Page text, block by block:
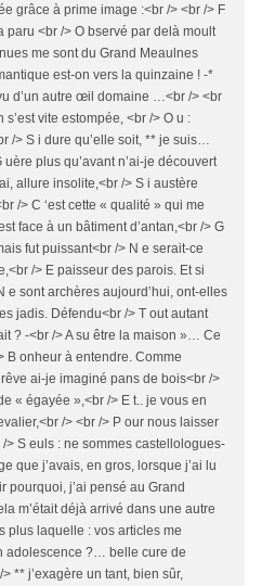
grâce à prime image :<br /> <br /> F
paru <br /> O bservé par delà moult
me sont du Grand Meaulnes
est-on vers la quinzaine ! -*
d’un autre œil domaine …<br /> <br
s’est vite estompée, <br /> O u :
/> S i dure qu’elle soit, ** je suis…
uère plus qu’avant n’ai-je découvert
allure insolite,<br /> S i austère
/> C ‘est cette « qualité » qui me
face à un bâtiment d’antan,<br /> G
fut puissant<br /> N e serait-ce
/> E paisseur des parois. Et si
e sont archères aujourd’hui, ont-elles
jadis. Défendu<br /> T out autant
? -<br /> A su être la maison »… Ce
B onheur à entendre. Comme
ai-je imaginé pans de bois<br />
« égayée »,<br /> E t.. je vous en
/> <br /> P our nous laisser
S euls : ne sommes castellologues-
que j’avais, en gros, lorsque j’ai lu
j’ai pensé au Grand
m’était déjà arrivé dans une autre
plus laquelle : vos articles me
adolescence ?… belle cure de
** j’exagère un tant, bien sûr,